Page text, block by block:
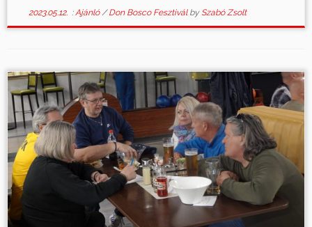
2023.05.12.:Ajánló/Don Bosco Fesztivál by Szabó Zsolt